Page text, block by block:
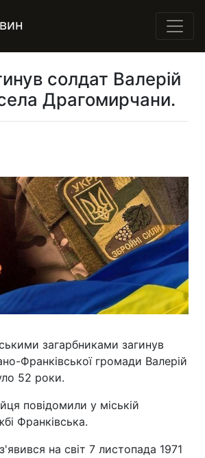
солдат Валерій
Драгомирчани.
загарбниками загинув
Франківської громади Валерій
52 роки.
повідомили у міській
Франківська.
на світ 7 листопада 1971